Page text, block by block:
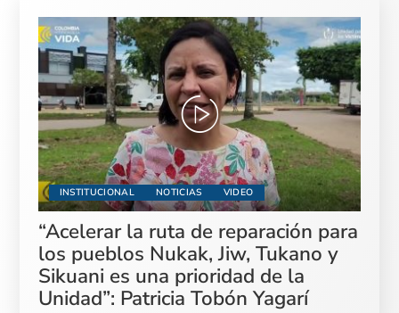
INSTITUCIONAL NOTICIAS VIDEO
“Acelerar la ruta de reparación para
los pueblos Nukak, Jiw, Tukano y
Sikuani es una prioridad de la
Unidad”: Patricia Tobón Yagarí